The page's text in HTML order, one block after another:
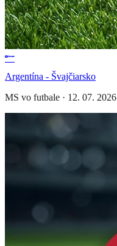
Argentína - Švajčiarsko
MS vo futbale · 12. 07. 2026